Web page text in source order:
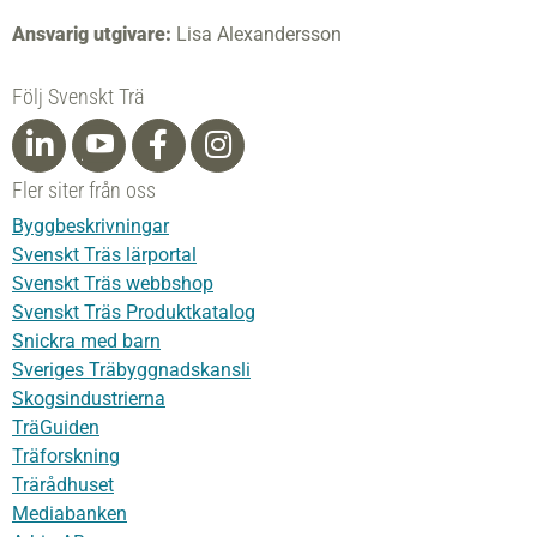
Ansvarig utgivare: Lisa Alexandersson
Följ Svenskt Trä
Fler siter från oss
Byggbeskrivningar
Svenskt Träs lärportal
Svenskt Träs webbshop
Svenskt Träs Produktkatalog
Snickra med barn
Sveriges Träbyggnadskansli
Skogsindustrierna
TräGuiden
Träforskning
Trärådhuset
Mediabanken